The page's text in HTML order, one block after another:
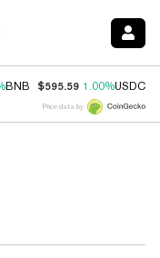
BNB $595.59 1.00%USDC
Price data by